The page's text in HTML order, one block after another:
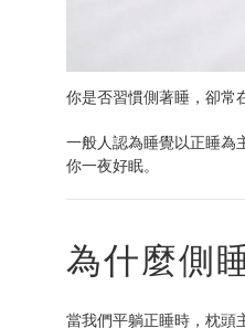
你是否習慣側著睡，卻常
一般人認為睡覺以正睡為
你一夜好眠。
為什麼側
當我們平躺正睡時，枕頭